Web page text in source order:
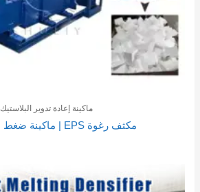
ماكينة إعادة تدوير البلاستيك
مكثف رغوة EPS | ماكينة ضغط السيروفوم